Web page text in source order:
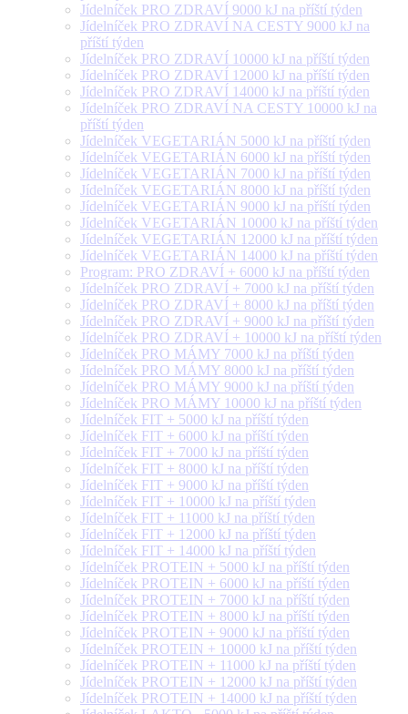
Jídelníček PRO ZDRAVÍ 9000 kJ na příští týden
Jídelníček PRO ZDRAVÍ NA CESTY 9000 kJ na
příští týden
Jídelníček PRO ZDRAVÍ 10000 kJ na příští týden
Jídelníček PRO ZDRAVÍ 12000 kJ na příští týden
Jídelníček PRO ZDRAVÍ 14000 kJ na příští týden
Jídelníček PRO ZDRAVÍ NA CESTY 10000 kJ na
příští týden
Jídelníček VEGETARIÁN 5000 kJ na příští týden
Jídelníček VEGETARIÁN 6000 kJ na příští týden
Jídelníček VEGETARIÁN 7000 kJ na příští týden
Jídelníček VEGETARIÁN 8000 kJ na příští týden
Jídelníček VEGETARIÁN 9000 kJ na příští týden
Jídelníček VEGETARIÁN 10000 kJ na příští týden
Jídelníček VEGETARIÁN 12000 kJ na příští týden
Jídelníček VEGETARIÁN 14000 kJ na příští týden
Program: PRO ZDRAVÍ + 6000 kJ na příští týden
Jídelníček PRO ZDRAVÍ + 7000 kJ na příští týden
Jídelníček PRO ZDRAVÍ + 8000 kJ na příští týden
Jídelníček PRO ZDRAVÍ + 9000 kJ na příští týden
Jídelníček PRO ZDRAVÍ + 10000 kJ na příští týden
Jídelníček PRO MÁMY 7000 kJ na příští týden
Jídelníček PRO MÁMY 8000 kJ na příští týden
Jídelníček PRO MÁMY 9000 kJ na příští týden
Jídelníček PRO MÁMY 10000 kJ na příští týden
Jídelníček FIT + 5000 kJ na příští týden
Jídelníček FIT + 6000 kJ na příští týden
Jídelníček FIT + 7000 kJ na příští týden
Jídelníček FIT + 8000 kJ na příští týden
Jídelníček FIT + 9000 kJ na příští týden
Jídelníček FIT + 10000 kJ na příští týden
Jídelníček FIT + 11000 kJ na příští týden
Jídelníček FIT + 12000 kJ na příští týden
Jídelníček FIT + 14000 kJ na příští týden
Jídelníček PROTEIN + 5000 kJ na příští týden
Jídelníček PROTEIN + 6000 kJ na příští týden
Jídelníček PROTEIN + 7000 kJ na příští týden
Jídelníček PROTEIN + 8000 kJ na příští týden
Jídelníček PROTEIN + 9000 kJ na příští týden
Jídelníček PROTEIN + 10000 kJ na příští týden
Jídelníček PROTEIN + 11000 kJ na příští týden
Jídelníček PROTEIN + 12000 kJ na příští týden
Jídelníček PROTEIN + 14000 kJ na příští týden